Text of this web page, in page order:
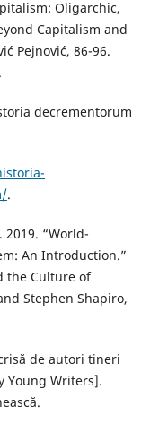
Oligarchic,
Capitalism and
Pejnović, 86-96.
decrementorum
.
2019. “World-
An Introduction.”
the Culture of
Stephen Shapiro,
de autori tineri
Young Writers].